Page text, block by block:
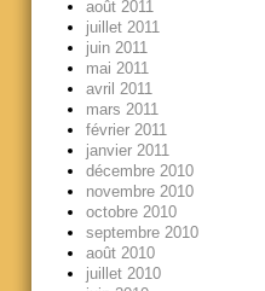
août 2011
juillet 2011
juin 2011
mai 2011
avril 2011
mars 2011
février 2011
janvier 2011
décembre 2010
novembre 2010
octobre 2010
septembre 2010
août 2010
juillet 2010